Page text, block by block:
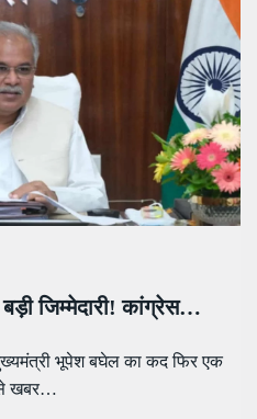
जिम्मेदारी! कांग्रेस…
भूपेश बघेल का कद फिर एक
से खबर…